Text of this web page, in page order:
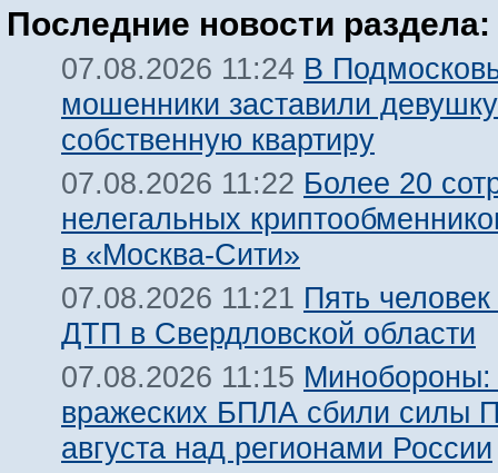
Последние новости раздела:
07.08.2026 11:24 В
мошенники заставили
собственную квартиру
07.08.2026 11:22 Более 20
нелегальных
в «Москва-Сити»
07.08.2026 11:21 Пять
ДТП в Свердловской области
07.08.2026 11:15 Минобороны:
вражеских БПЛА сбили силы
августа над регионами России